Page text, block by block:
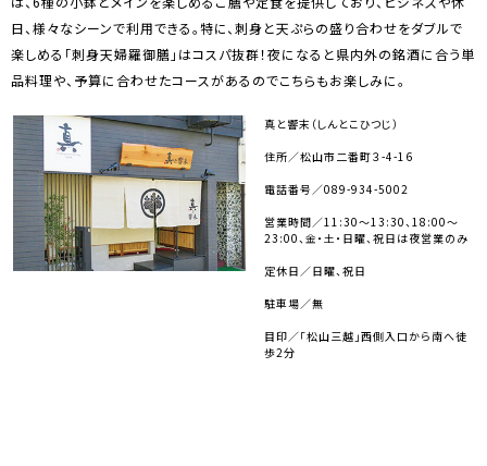
日、様々なシーンで利用できる。特に、刺身と天ぷらの盛り合わせをダブルで
楽しめる「刺身天婦羅御膳」はコスパ抜群！夜になると県内外の銘酒に合う単
品料理や、予算に合わせたコースがあるのでこちらもお楽しみに。
真と響末（しんとこひつじ）
住所／松山市二番町３-4-16
電話番号／089-934-5002
営業時間／11:30～13:30、18:00～
23:00、金・土・日曜、祝日は夜営業のみ
定休日／日曜、祝日
駐車場／無
目印／「松山三越」西側入口から南へ徒
歩2分